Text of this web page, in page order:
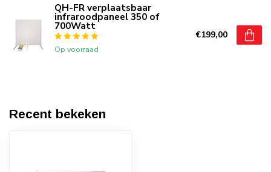
QH-FR verplaatsbaar
infraroodpaneel 350 of
700Watt
Op voorraad
€199,00
Recent bekeken